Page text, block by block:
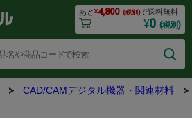
あと¥4,800 (税別)で送料無料
¥0 (税別)
CAD/CAMデジタル機器・関連材料